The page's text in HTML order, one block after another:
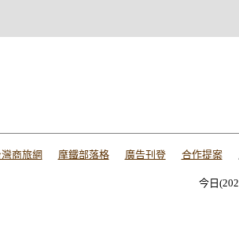
灣商旅網 摩鐵部落格 廣告刊登 合作提案
今日